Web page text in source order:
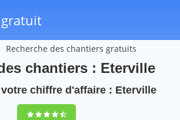
Recherche des chantiers gratuits
chantiers : Eterville
chiffre d'affaire : Eterville